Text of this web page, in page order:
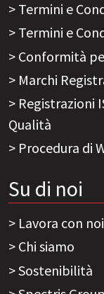
Termini e
Termini e
Conformità
Marchi
Registrazioni
Qualità
Procedura di
Su di noi
Lavora con noi
Chi siamo
Sostenibilità